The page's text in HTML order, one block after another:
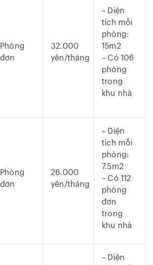
Phòng
đơn
32.000
yên/tháng
– Diện
tích mỗi
phòng:
15m2
– Có 106
phòng
trong
khu nhà
Phòng
đơn
26.000
yên/tháng
– Diện
tích mỗi
phòng:
7.5m2
– Có 112
phòng
đơn
trong
khu nhà
– Diện